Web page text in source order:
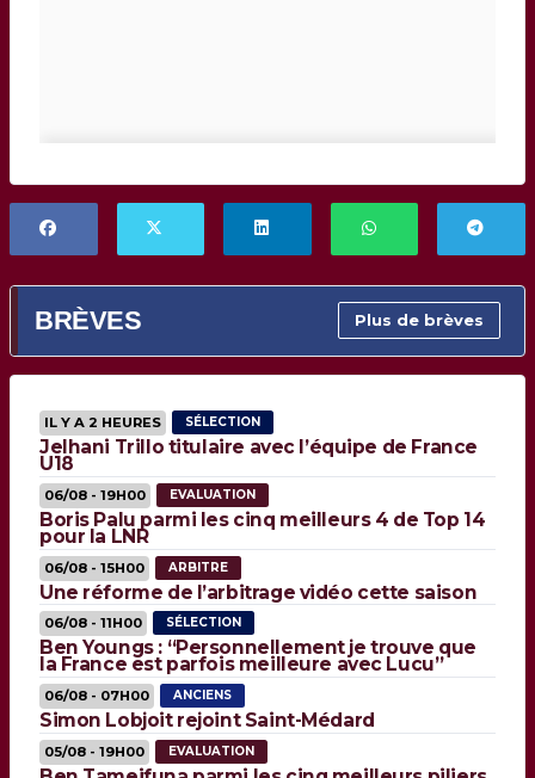
BRÈVES Plus de brèves
IL Y A 2 HEURES SÉLECTION
Jelhani Trillo titulaire avec l’équipe de France
U18
06/08 - 19H00 EVALUATION
Boris Palu parmi les cinq meilleurs 4 de Top 14
pour la LNR
06/08 - 15H00 ARBITRE
Une réforme de l’arbitrage vidéo cette saison
06/08 - 11H00 SÉLECTION
Ben Youngs : “Personnellement je trouve que
la France est parfois meilleure avec Lucu”
06/08 - 07H00 ANCIENS
Simon Lobjoit rejoint Saint-Médard
05/08 - 19H00 EVALUATION